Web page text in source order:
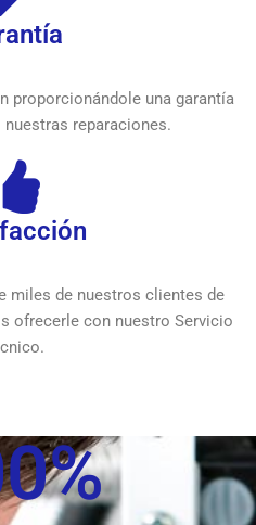
proporcionándole una garantía
reparaciones.
miles de nuestros clientes de
ofrecerle con nuestro Servicio
%